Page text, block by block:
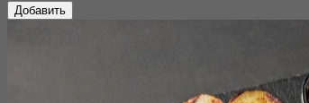
Добавить